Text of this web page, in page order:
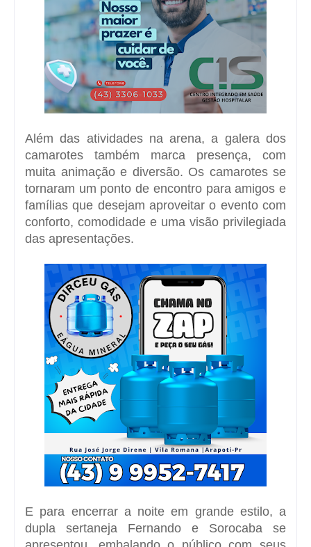
Além das atividades na arena, a galera dos
camarotes também marca presença, com
muita animação e diversão. Os camarotes se
tornaram um ponto de encontro para amigos e
famílias que desejam aproveitar o evento com
conforto, comodidade e uma visão privilegiada
das apresentações.
E para encerrar a noite em grande estilo, a
dupla sertaneja Fernando e Sorocaba se